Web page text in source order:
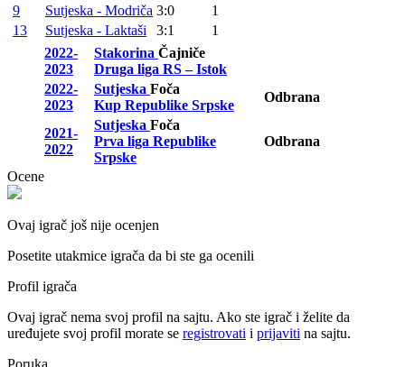
9
Sutjeska - Modriča 3:0
1
13
Sutjeska - Laktaši 3:1
1
2022-
2023
Stakorina Čajniče
Druga liga RS – Istok
2022-
2023
Sutjeska Foča
Kup Republike Srpske
Odbrana
2021-
2022
Sutjeska Foča
Prva liga Republike
Srpske
Odbrana
Ocene
Ovaj igrač još nije ocenjen
Posetite utakmice igrača da bi ste ga ocenili
Profil igrača
Ovaj igrač nema svoj profil na sajtu. Ako ste igrač i želite da
uređujete svoj profil morate se registrovati i prijaviti na sajtu.
Poruka